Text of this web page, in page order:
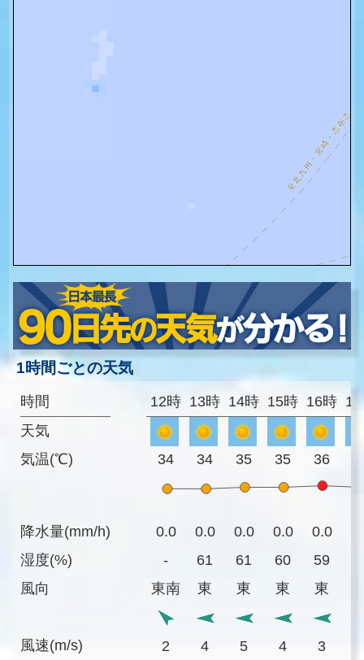
1時間ごとの天気
時間
天気
気温(℃)
降水量(mm/h)
湿度(%)
風向
風速(m/s)
12時 13時 14時 15時 16時
34 34 35 35 36
0.0 0.0 0.0 0.0 0.0
-
61 61 60 59
東南
東 東 東 東
2 4 5 4 3